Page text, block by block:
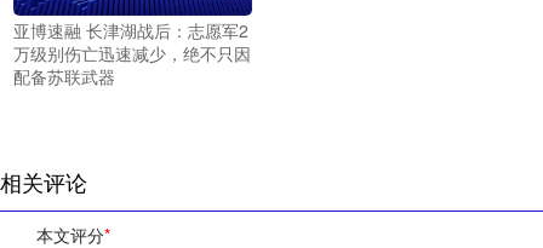
亚博速融 长津湖战后：志愿军2
万级别伤亡迅速减少，绝不只因
配备苏联武器
相关评论
本文评分*